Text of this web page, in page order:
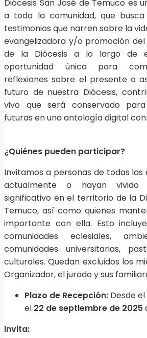
Diócesis San José de Temuco es
a toda la comunidad, que
testimonios que narren sobre la
evangelizadora y/o promoción
de la Diócesis a lo largo de
oportunidad única para
reflexiones sobre el presente o
futuro de nuestra Diócesis,
vivo que será conservado
futuras en una antología digital
¿Quiénes pueden participar?
Invitamos a personas de todas las
actualmente o hayan
significativo en el territorio de la
Temuco, así como quienes
importante con ella. Esto
comunidades eclesiales,
comunidades universitarias,
culturales. Quedan excluidos los
Organizador, el jurado y sus
Plazo de Recepción: Desde
el 22 de septiembre de 2025
Invita: